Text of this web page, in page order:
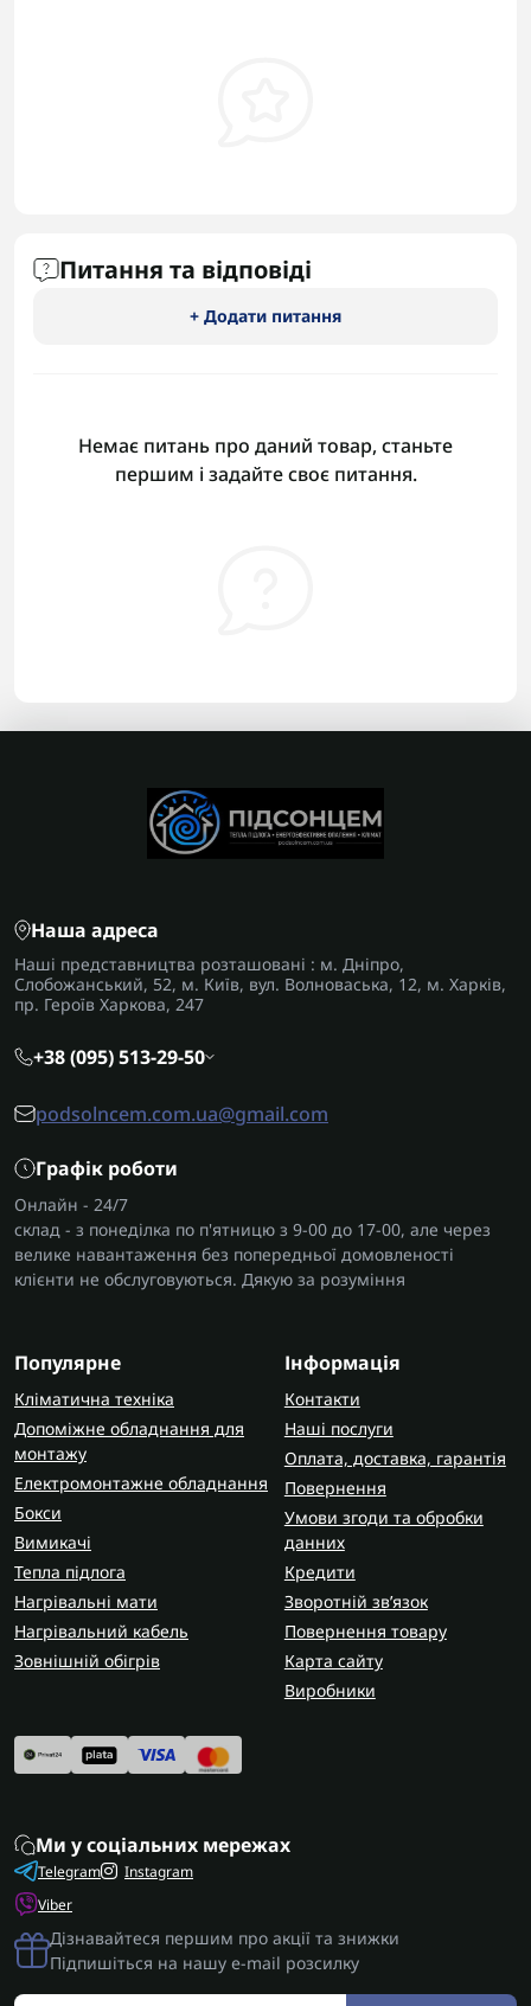
Питання та відповіді
+ Додати питання
Немає питань про даний товар, станьте
першим і задайте своє питання.
Наша адреса
Наші представництва розташовані : м. Дніпро,
Слобожанський, 52, м. Київ, вул. Волноваська, 12, м. Харків,
пр. Героїв Харкова, 247
+38 (095) 513-29-50
podsolncem.com.ua@gmail.com
Графік роботи
Онлайн - 24/7
склад - з понеділка по п'ятницю з 9-00 до 17-00, але через
велике навантаження без попередньої домовленості
клієнти не обслуговуються. Дякую за розуміння
Популярне
Кліматична техніка
Допоміжне обладнання для
монтажу
Електромонтажне обладнання
Бокси
Вимикачі
Тепла підлога
Нагрівальні мати
Нагрівальний кабель
Зовнішній обігрів
Інформація
Контакти
Наші послуги
Оплата, доставка, гарантія
Повернення
Умови згоди та обробки
данних
Кредити
Зворотній зв’язок
Повернення товару
Карта сайту
Виробники
Ми у соціальних мережах
Telegram
Viber
Instagram
Дізнавайтеся першим про акції та знижки
Підпишіться на нашу e-mail розсилку